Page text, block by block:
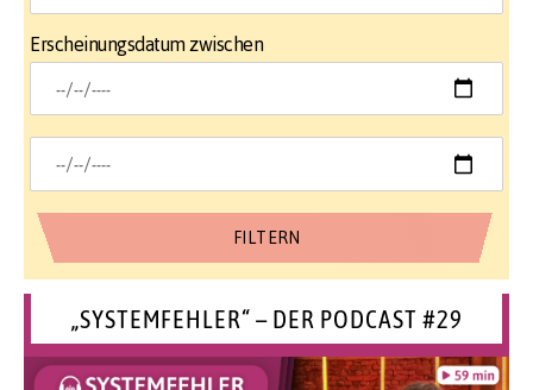
Erscheinungsdatum zwischen
„SYSTEMFEHLER“ – DER PODCAST #29